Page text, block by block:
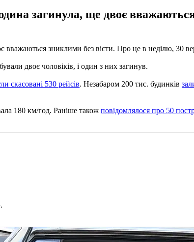
загинула, ще двоє
вважаються зниклими без вісти. Про це в неділю, 30
двоє чоловіків, і один з них загинув.
скасовані 530 рейсів. Незабаром 200 тис. будинків
180 км/год. Раніше також повідомлялося про 50